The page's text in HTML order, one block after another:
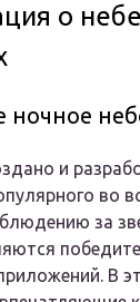
о
ночное
и
во
за
В